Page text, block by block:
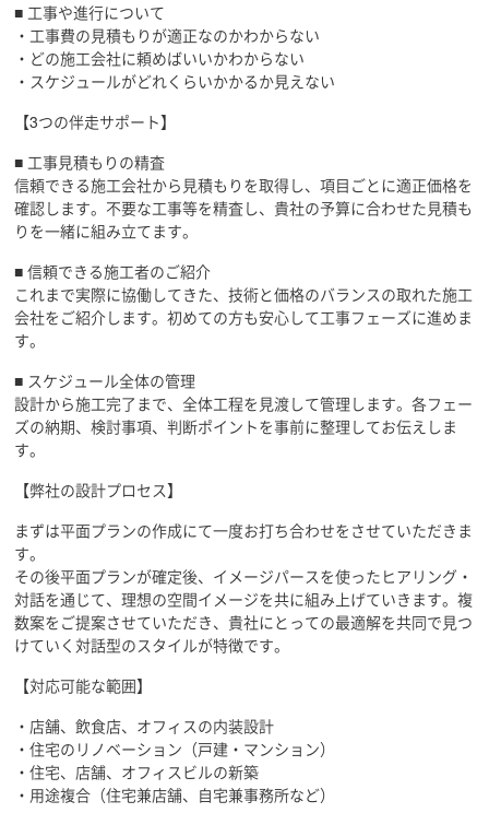
■ 工事や進行について
・工事費の見積もりが適正なのかわからない
・どの施工会社に頼めばいいかわからない
・スケジュールがどれくらいかかるか見えない
【3つの伴走サポート】
■ 工事見積もりの精査
信頼できる施工会社から見積もりを取得し、項目ごとに適正価格を
確認します。不要な工事等を精査し、貴社の予算に合わせた見積も
りを一緒に組み立てます。
■ 信頼できる施工者のご紹介
これまで実際に協働してきた、技術と価格のバランスの取れた施工
会社をご紹介します。初めての方も安心して工事フェーズに進めま
す。
■ スケジュール全体の管理
設計から施工完了まで、全体工程を見渡して管理します。各フェー
ズの納期、検討事項、判断ポイントを事前に整理してお伝えしま
す。
【弊社の設計プロセス】
まずは平面プランの作成にて一度お打ち合わせをさせていただきま
す。
その後平面プランが確定後、イメージパースを使ったヒアリング・
対話を通じて、理想の空間イメージを共に組み上げていきます。複
数案をご提案させていただき、貴社にとっての最適解を共同で見つ
けていく対話型のスタイルが特徴です。
【対応可能な範囲】
・店舗、飲食店、オフィスの内装設計
・住宅のリノベーション（戸建・マンション）
・住宅、店舗、オフィスビルの新築
・用途複合（住宅兼店舗、自宅兼事務所など）